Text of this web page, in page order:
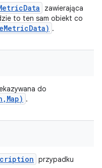
Data
zawierająca
to ten sam obiekt co
MetricData) .
do
, Map) .
przypadku